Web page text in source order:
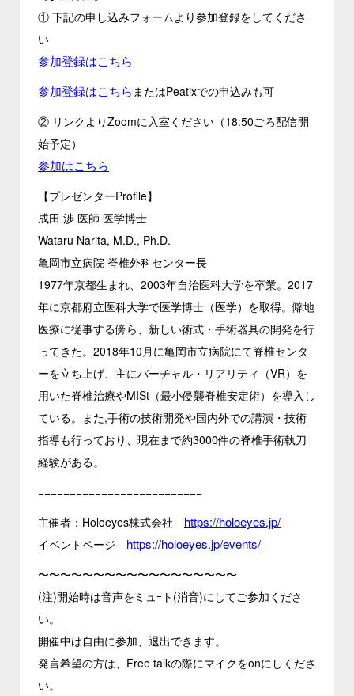
① 下記の申し込みフォームより参加登録をしてくださ
い
参加登録はこちら
参加登録はこちら またはPeatixでの申込みも可
② リンクよりZoomに入室ください（18:50ごろ配信開
始予定）
参加はこちら
【プレゼンターProfile】
成田 渉 医師 医学博士
Wataru Narita, M.D., Ph.D.
亀岡市立病院 脊椎外科センター長
1977年京都生まれ、2003年自治医科大学を卒業。2017
年に京都府立医科大学で医学博士（医学）を取得。僻地
医療に従事する傍ら、新しい術式・手術器具の開発を行
ってきた。2018年10月に亀岡市立病院にて脊椎センタ
ーを立ち上げ、主にバーチャル・リアリティ（VR）を
用いた脊椎治療やMISt（最小侵襲脊椎安定術）を導入し
ている。また,手術の技術開発や国内外での講演・技術
指導も行っており、現在まで約3000件の脊椎手術執刀
経験がある。
==========================
主催者：Holoeyes株式会社 https://holoeyes.jp/
イベントページ https://holoeyes.jp/events/
〜〜〜〜〜〜〜〜〜〜〜〜〜〜〜〜〜〜
(注)開始時は音声をミュｰト(消音)にしてご参加くださ
い。
開催中は自由に参加、退出できます。
発言希望の方は、Free talkの際にマイクをonにしくださ
い。